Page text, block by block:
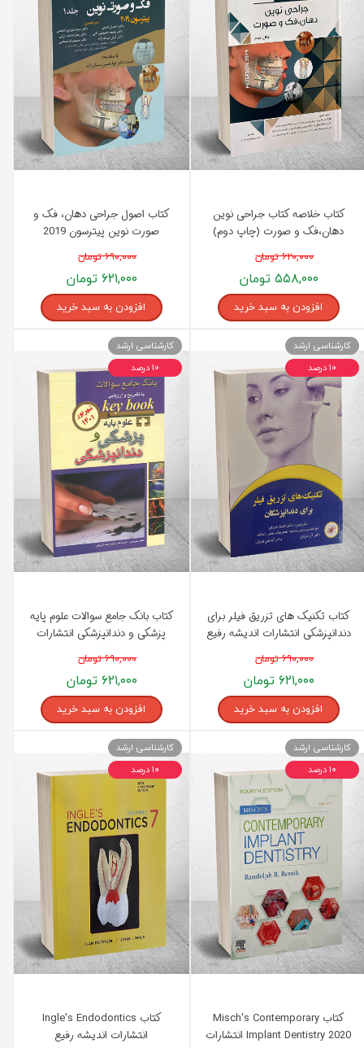
کتاب خلاصه کتاب جراحی نوین
دهان،فک و صورت (چاپ دوم)
رفیع
۶۲۰,۰۰۰ تومان
۵۵۸,۰۰۰ تومان
افزودن به سبد خرید
کتاب اصول جراحی دهان، فک و
صورت نوین پیترسون 2019
۶۹۰,۰۰۰ تومان
۶۲۱,۰۰۰ تومان
افزودن به سبد خرید
کتاب تکنیک های تزریق فیلر برای
دندانپزشکی انتشارات اندیشه رفیع
۶۹۰,۰۰۰ تومان
۶۲۱,۰۰۰ تومان
افزودن به سبد خرید
کارشناسی ارشد
۱۰ درصد
کتاب بانک جامع سوالات علوم پایه
پزشکی و دندانپزشکی انتشارات
۶۹۰,۰۰۰ تومان
۶۲۱,۰۰۰ تومان
افزودن به سبد خرید
کارشناسی ارشد
۱۰ درصد
کتاب Misch's Contemporary
Implant Dentistry 2020 انتشارات
کارشناسی ارشد
۱۰ درصد
کتاب Ingle's Endodontics
انتشارات اندیشه رفیع
کارشناسی ارشد
۱۰ درصد